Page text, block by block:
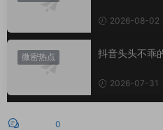
2026-08-02
微密热点
抖音头头不乖
2026-07-31
0